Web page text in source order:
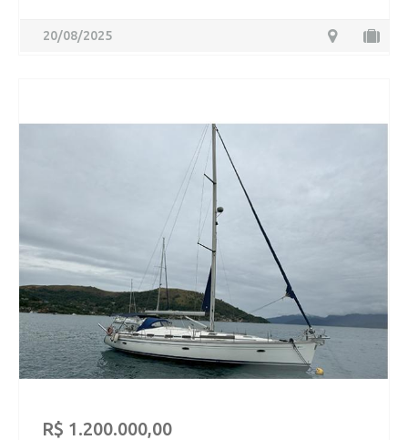
20/08/2025
R$ 1.200.000,00